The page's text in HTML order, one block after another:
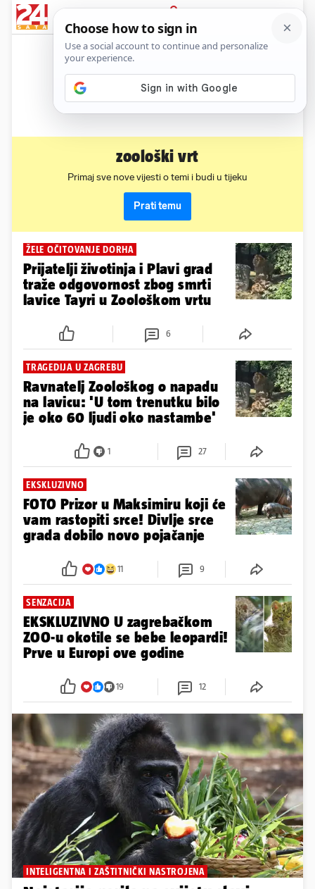
PRIJAVA
News
zoološki vrt
Primaj sve nove vijesti o temi i budi u tijeku
Prati temu
ŽELE OČITOVANJE DORHA
Prijatelji životinja i Plavi grad
traže odgovornost zbog smrti
lavice Tayri u Zoološkom vrtu
6
TRAGEDIJA U ZAGREBU
Ravnatelj Zoološkog o napadu
na lavicu: 'U tom trenutku bilo
je oko 60 ljudi oko nastambe'
1 27
EKSKLUZIVNO
FOTO Prizor u Maksimiru koji će
vam rastopiti srce! Divlje srce
grada dobilo novo pojačanje
11 9
SENZACIJA
EKSKLUZIVNO U zagrebačkom
ZOO-u okotile se bebe leopardi!
Prve u Europi ove godine
19 12
INTELIGENTNA I ZAŠTITNIČKI NASTROJENA